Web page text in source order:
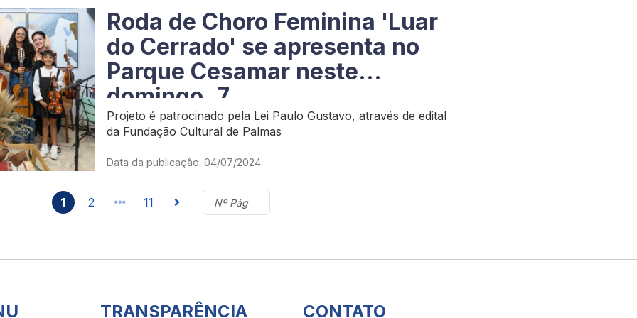
Roda de Choro Feminina 'Luar
do Cerrado' se apresenta no
Parque Cesamar neste
domingo, 7
Projeto é patrocinado pela Lei Paulo Gustavo, através de edital
da Fundação Cultural de Palmas
Data da publicação: 04/07/2024
1 2 11
TRANSPARÊNCIA CONTATO